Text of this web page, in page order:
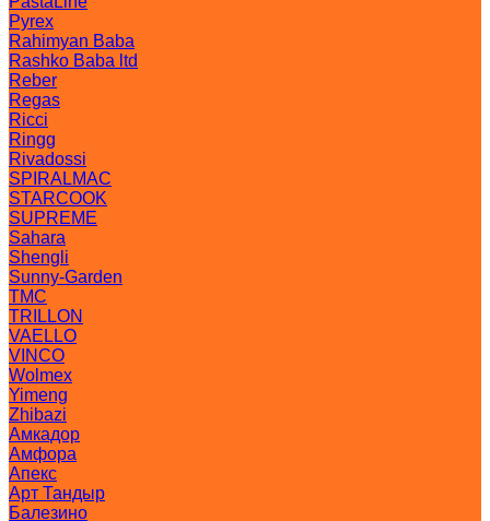
Pyrex
Rahimyan Baba
Rashko Baba ltd
Reber
Regas
Ricci
Ringg
Rivadossi
SPIRALMAC
STARCOOK
SUPREME
Sahara
Shengli
Sunny-Garden
TMC
TRILLON
VAELLO
VINCO
Wolmex
Yimeng
Zhibazi
Амкадор
Амфора
Апекс
Арт Тандыр
Балезино